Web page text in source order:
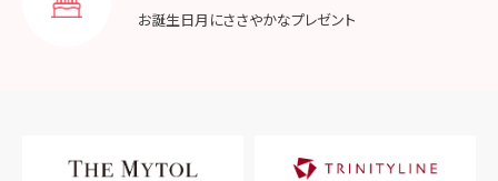
お誕生日月にささやかなプレゼント